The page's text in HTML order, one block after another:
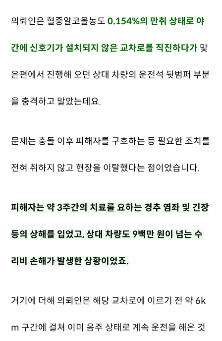
의뢰인은 혈중알코올농도0.154%의 만취 상태로 야
간에 신호기가 설치되지 않은 교차로를 직진하다가 맞
은편에서 진행해 오던 상대 차량의 운전석 뒷범퍼 부분
을 충격하고 말았는데요.
문제는 충돌 이후 피해자를 구호하는 등 필요한 조치를
전혀 취하지 않고 현장을 이탈했다는 점이었습니다.
피해자는 약 3주간의 치료를 요하는 경추 염좌 및 긴장
등의 상해를 입었고, 상대 차량도 9백만 원이 넘는 수
리비 손해가 발생한 상황이었죠.
거기에 더해 의뢰인은 해당 교차로에 이르기 전 약 6k
m 구간에 걸쳐 이미 음주 상태로 계속 운전을 해온 것